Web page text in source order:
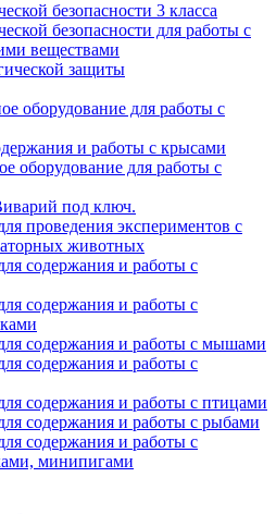
безопасности 3 класса
безопасности для работы с
веществами
защиты
оборудование для работы с
и работы с крысами
оборудование для работы с
под ключ.
проведения экспериментов с
животных
содержания и работы с
содержания и работы с
содержания и работы с мышами
содержания и работы с
содержания и работы с птицами
содержания и работы с рыбами
содержания и работы с
минипигами